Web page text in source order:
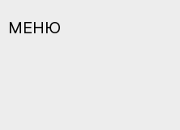
МЕНЮ